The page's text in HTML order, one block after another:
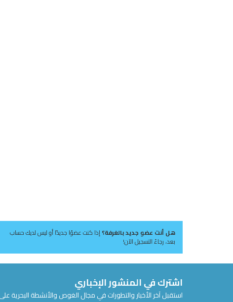
هل أنت عضو جديد بالغرفة؟إذا كنت عضوًا جديدًا أو ليس لديك حساب
بعد، رجاءً التسجيل الآن!
اشترك في المنشور الإخباري
استقبل آخر الأخبار والتطورات في مجال الغوص والأنشطة البحرية